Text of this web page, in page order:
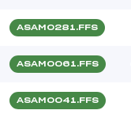
ASAM0281.FFS
ASAM0061.FFS
ASAM0041.FFS